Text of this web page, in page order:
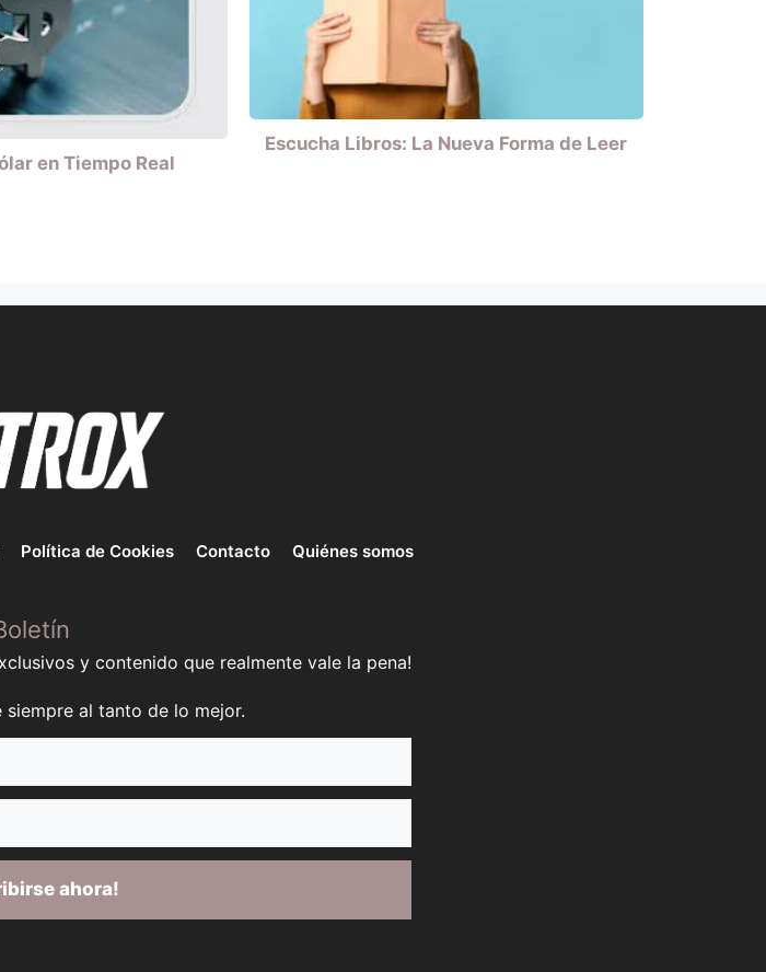
en Tiempo Real
Escucha Libros: La Nueva Forma de Leer
Política de Cookies Contacto Quiénes somos
y contenido que realmente vale la pena!
siempre al tanto de lo mejor.
ahora!